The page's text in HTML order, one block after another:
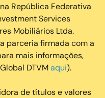
República Federativa
Services
Mobiliários Ltda.
parceria firmada com a
mais informações,
DTVMaqui).
de títulos e valores